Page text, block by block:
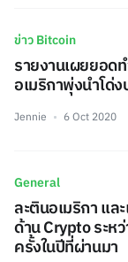
ข่าว Bitcoin
รายงานเผยยอด
อเมริกาพุ่งนำโด่
Jennie 6 Oct 2020
General
ละตินอเมริกา แล
ด้าน Crypto ระห
ครั้งในปีที่ผ่านมา